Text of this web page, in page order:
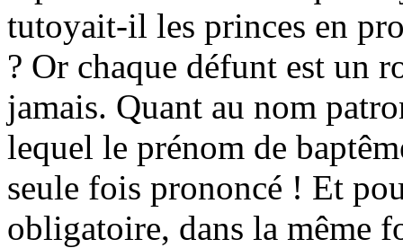
tutoyait-il les princes en
? Or chaque défunt est un
jamais. Quant au nom
lequel le prénom de
seule fois prononcé ! Et
obligatoire, dans la même